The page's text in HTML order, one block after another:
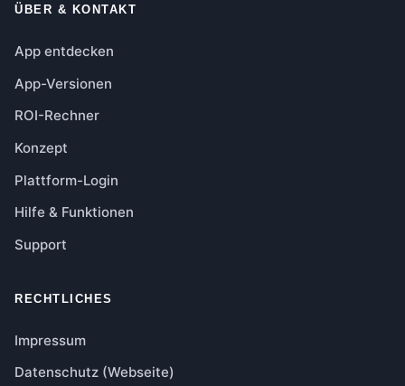
ÜBER & KONTAKT
App entdecken
App-Versionen
ROI-Rechner
Konzept
Plattform-Login
Hilfe & Funktionen
Support
RECHTLICHES
Impressum
Datenschutz (Webseite)